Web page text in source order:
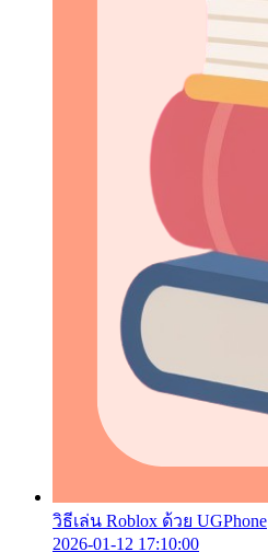
วิธีเล่น Roblox ด้วย UGPhone
2026-01-12 17:10:00